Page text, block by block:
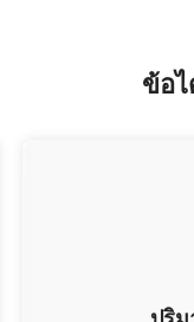
ข้อ
ง่